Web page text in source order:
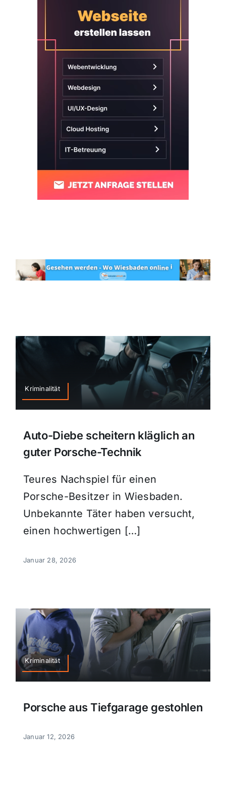
Kriminalität
Auto-Diebe scheitern kläglich an
guter Porsche-Technik
Teures Nachspiel für einen
Porsche-Besitzer in Wiesbaden.
Unbekannte Täter haben versucht,
einen hochwertigen […]
Januar 28, 2026
Kriminalität
Porsche aus Tiefgarage gestohlen
Januar 12, 2026